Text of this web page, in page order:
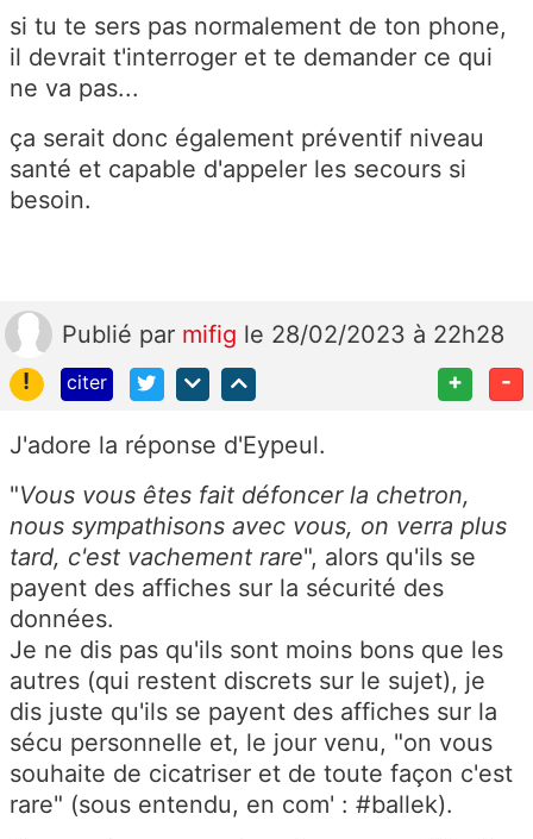
si tu te sers pas normalement de ton phone,
il devrait t'interroger et te demander ce qui
ne va pas...
ça serait donc également préventif niveau
santé et capable d'appeler les secours si
besoin.
Publié par mifig le 28/02/2023 à 22h28
!
citer + -
J'adore la réponse d'Eypeul.
"Vous vous êtes fait défoncer la chetron,
nous sympathisons avec vous, on verra plus
tard, c'est vachement rare", alors qu'ils se
payent des affiches sur la sécurité des
données.
Je ne dis pas qu'ils sont moins bons que les
autres (qui restent discrets sur le sujet), je
dis juste qu'ils se payent des affiches sur la
sécu personnelle et, le jour venu, "on vous
souhaite de cicatriser et de toute façon c'est
rare" (sous entendu, en com' : #ballek).